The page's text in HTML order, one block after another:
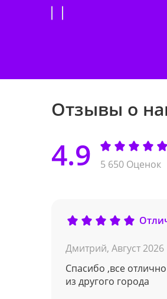
Отзывы о
4.9 5 650 Оценок
Дмитрий, Август 2026
Спасибо ,все
из другого города